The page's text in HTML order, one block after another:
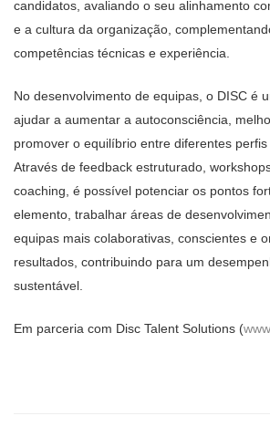
candidatos, avaliando o seu alinhamento
e a cultura da organização,
competências técnicas e experiência.
No desenvolvimento de equipas, o DISC é
ajudar a aumentar a autoconsciência,
promover o equilíbrio entre diferentes perfis
Através de feedback estruturado,
coaching, é possível potenciar os pontos
elemento, trabalhar áreas de
equipas mais colaborativas, conscientes e
resultados, contribuindo para um
sustentável.
Em parceria com Disc Talent Solutions (